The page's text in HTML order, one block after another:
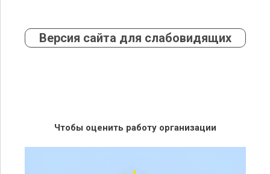
Версия сайта для слабовидящих
Чтобы оценить работу организации